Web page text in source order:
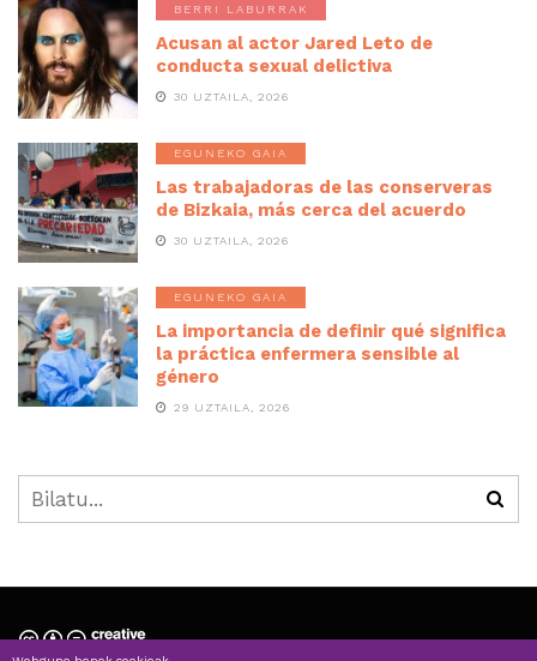
BERRI LABURRAK
Acusan al actor Jared Leto de
conducta sexual delictiva
30 UZTAILA, 2026
EGUNEKO GAIA
Las trabajadoras de las conserveras
de Bizkaia, más cerca del acuerdo
30 UZTAILA, 2026
EGUNEKO GAIA
La importancia de definir qué significa
la práctica enfermera sensible al
género
29 UZTAILA, 2026